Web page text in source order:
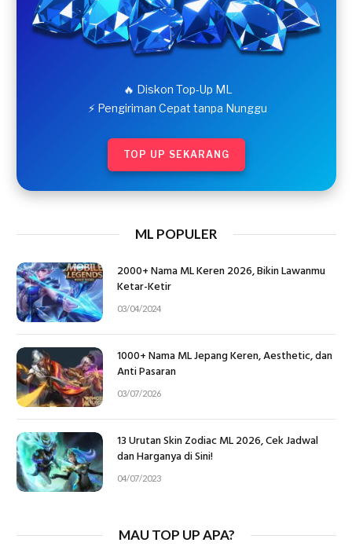
🔥 Diskon Top-Up ML
⚡ Pengiriman Cepat tanpa Nunggu
TOP UP SEKARANG
ML POPULER
2000+ Nama ML Keren 2026, Bikin Lawanmu
Ketar-Ketir
03/04/2024
1000+ Nama ML Jepang Keren, Aesthetic, dan
Anti Pasaran
03/07/2026
13 Urutan Skin Zodiac ML 2026, Cek Jadwal
dan Harganya di Sini!
04/07/2023
MAU TOP UP APA?